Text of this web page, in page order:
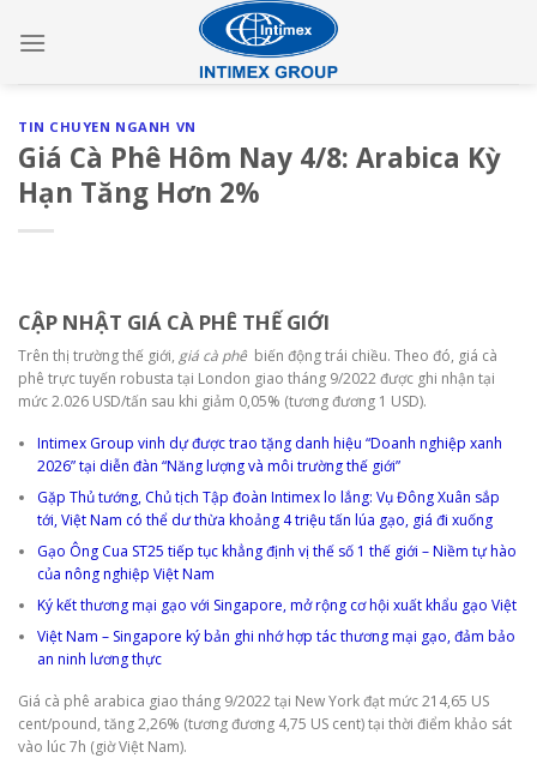
TIN CHUYEN NGANH VN
Giá Cà Phê Hôm Nay 4/8: Arabica Kỳ
Hạn Tăng Hơn 2%
CẬP NHẬT GIÁ CÀ PHÊ THẾ GIỚI
Trên thị trường thế giới, giá cà phê biến động trái chiều. Theo đó, giá cà
phê trực tuyến robusta tại London giao tháng 9/2022 được ghi nhận tại
mức 2.026 USD/tấn sau khi giảm 0,05% (tương đương 1 USD).
Intimex Group vinh dự được trao tặng danh hiệu “Doanh nghiệp xanh
2026” tại diễn đàn “Năng lượng và môi trường thế giới”
Gặp Thủ tướng, Chủ tịch Tập đoàn Intimex lo lắng: Vụ Đông Xuân sắp
tới, Việt Nam có thể dư thừa khoảng 4 triệu tấn lúa gạo, giá đi xuống
Gạo Ông Cua ST25 tiếp tục khẳng định vị thế số 1 thế giới – Niềm tự hào
của nông nghiệp Việt Nam
Ký kết thương mại gạo với Singapore, mở rộng cơ hội xuất khẩu gạo Việt
Việt Nam – Singapore ký bản ghi nhớ hợp tác thương mại gạo, đảm bảo
an ninh lương thực
Giá cà phê arabica giao tháng 9/2022 tại New York đạt mức 214,65 US
cent/pound, tăng 2,26% (tương đương 4,75 US cent) tại thời điểm khảo sát
vào lúc 7h (giờ Việt Nam).